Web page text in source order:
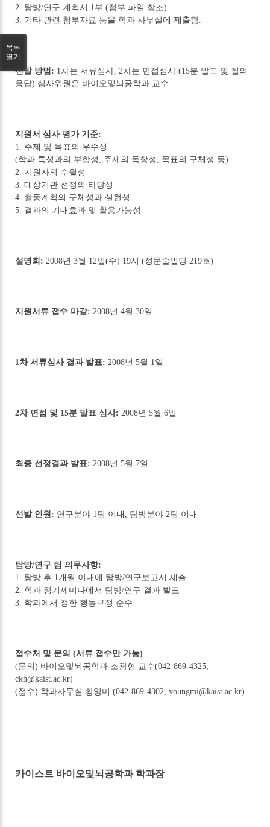
2. 탐방/연구 계획서 1부 (첨부 파일 참조)
3. 기타 관련 첨부자료 등을 학과 사무실에 제출함.
선발 방법: 1차는 서류심사, 2차는 면접심사 (15분 발표 및 질의
응답) 심사위원은 바이오및뇌공학과 교수.
지원서 심사 평가 기준:
1. 주제 및 목표의 우수성
(학과 특성과의 부합성, 주제의 독창성, 목표의 구체성 등)
2. 지원자의 수월성
3. 대상기관 선정의 타당성
4. 활동계획의 구체성과 실현성
5. 결과의 기대효과 및 활용가능성
설명회: 2008년 3월 12일(수) 19시 (정문술빌딩 219호)
지원서류 접수 마감: 2008년 4월 30일
1차 서류심사 결과 발표: 2008년 5월 1일
2차 면접 및 15분 발표 심사: 2008년 5월 6일
최종 선정결과 발표: 2008년 5월 7일
선발 인원: 연구분야 1팀 이내, 탐방분야 2팀 이내
탐방/연구 팀 의무사항:
1. 탐방 후 1개월 이내에 탐방/연구보고서 제출
2. 학과 정기세미나에서 탐방/연구 결과 발표
3. 학과에서 정한 행동규정 준수
접수처 및 문의 (서류 접수만 가능)
(문의) 바이오및뇌공학과 조광현 교수(042-869-4325,
ckh@kaist.ac.kr)
(접수) 학과사무실 황영미 (042-869-4302, youngmi@kaist.ac.kr)
카이스트 바이오및뇌공학과 학과장
목록
열기